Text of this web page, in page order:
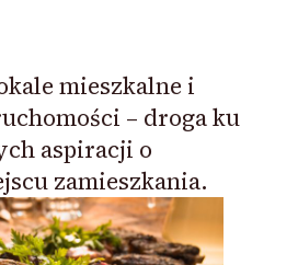
mieszkalne i
– droga ku
aspiracji o
zamieszkania.